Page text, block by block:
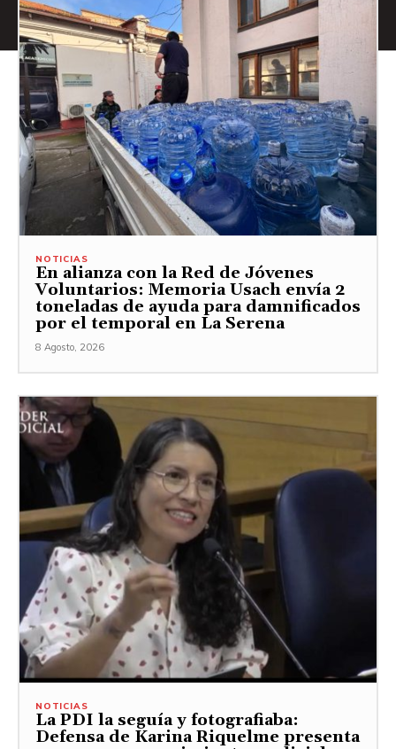
NOTICIAS
En alianza con la Red de Jóvenes
Voluntarios: Memoria Usach envía 2
toneladas de ayuda para damnificados
por el temporal en La Serena
8 Agosto, 2026
NOTICIAS
La PDI la seguía y fotografiaba:
Defensa de Karina Riquelme presenta